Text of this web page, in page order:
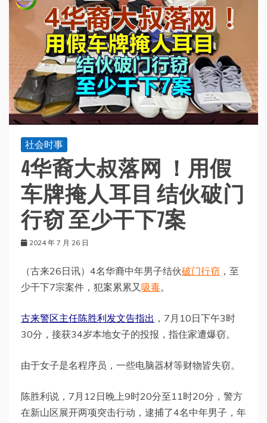
社会时事
4华裔大叔落网 ！用假
车牌掩人耳目 结伙破门
行窃 至少干下7案
2024 年 7 月 26 日
（古来26日讯）4名华裔中年男子结伙破门行窃 ，至
少干下7宗案件，犯案累累又 吸毒。
古来警区主任陈胜利发文告指出 ，7月10日下午3时
30分，接获34岁本地女子的投报，指住家遭爆窃。
由于女子是名程序员，一些电脑器材等财物皆失窃。
陈胜利说，7月12日晚上9时20分至11时20分，警方
在新山区展开两项突击行动，逮捕了4名中年男子，年